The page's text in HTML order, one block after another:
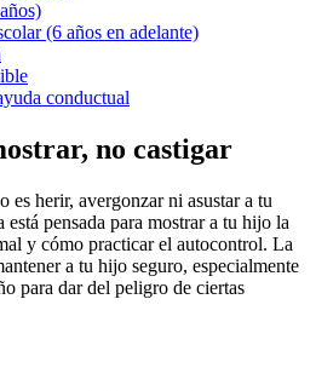
(6 años en adelante)
conductual
no castigar
herir, avergonzar ni asustar a tu
pensada para mostrar a tu hijo la
y cómo practicar el autocontrol. La
a tu hijo seguro, especialmente
para dar del peligro de ciertas